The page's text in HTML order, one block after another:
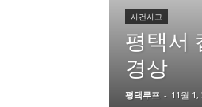
사건사고
평택서
경상
평택루프 - 11월 1,